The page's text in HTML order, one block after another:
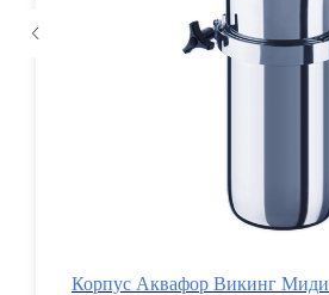
Корпус Аквафор Викинг Миди